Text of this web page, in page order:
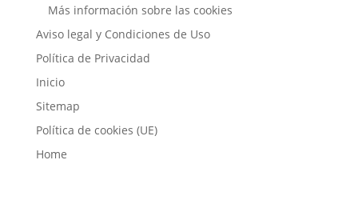
Más información sobre las cookies
Aviso legal y Condiciones de Uso
Política de Privacidad
Inicio
Sitemap
Política de cookies (UE)
Home